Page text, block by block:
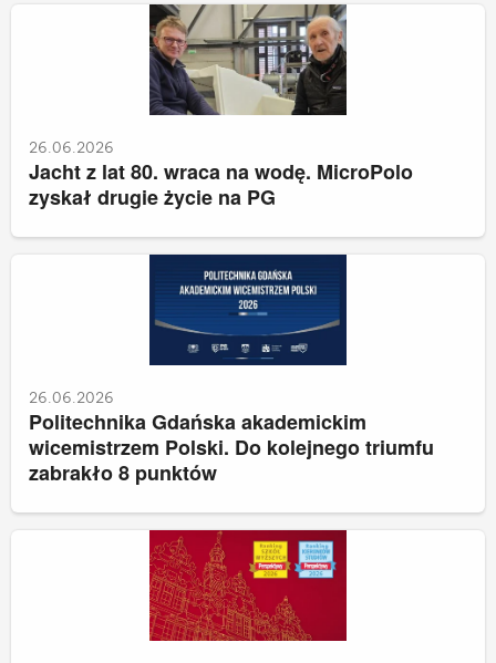
26.06.2026
Jacht z lat 80. wraca na wodę. MicroPolo
zyskał drugie życie na PG
26.06.2026
Politechnika Gdańska akademickim
wicemistrzem Polski. Do kolejnego triumfu
zabrakło 8 punktów